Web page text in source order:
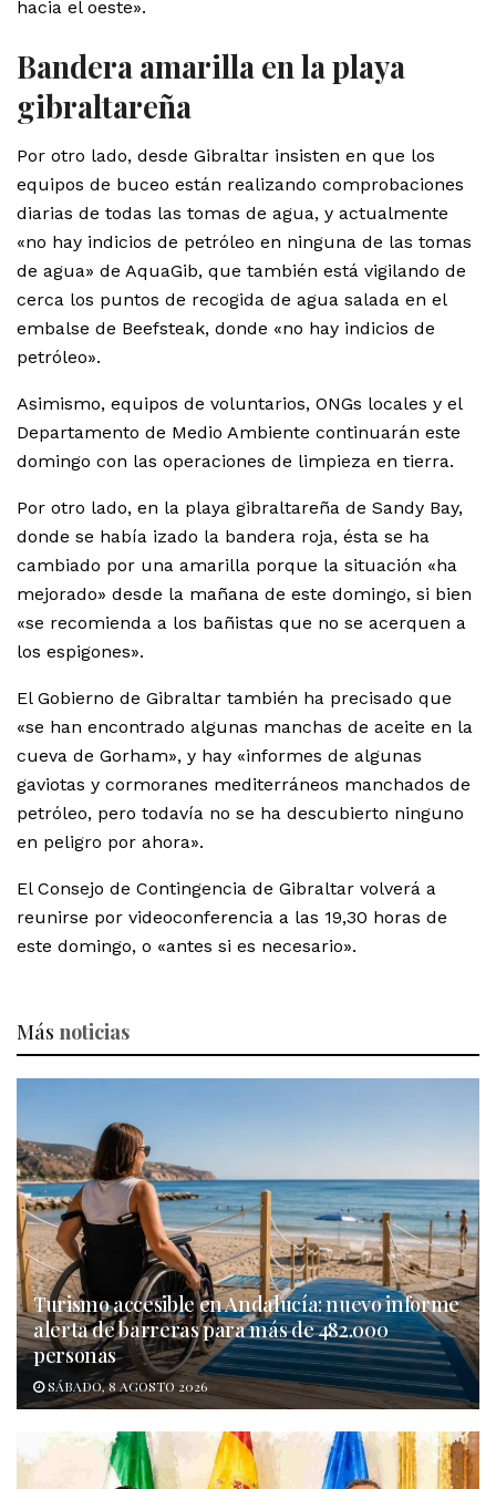
hacia el oeste».
Bandera amarilla en la playa
gibraltareña
Por otro lado, desde Gibraltar insisten en que los
equipos de buceo están realizando comprobaciones
diarias de todas las tomas de agua, y actualmente
«no hay indicios de petróleo en ninguna de las tomas
de agua» de AquaGib, que también está vigilando de
cerca los puntos de recogida de agua salada en el
embalse de Beefsteak, donde «no hay indicios de
petróleo».
Asimismo, equipos de voluntarios, ONGs locales y el
Departamento de Medio Ambiente continuarán este
domingo con las operaciones de limpieza en tierra.
Por otro lado, en la playa gibraltareña de Sandy Bay,
donde se había izado la bandera roja, ésta se ha
cambiado por una amarilla porque la situación «ha
mejorado» desde la mañana de este domingo, si bien
«se recomienda a los bañistas que no se acerquen a
los espigones».
El Gobierno de Gibraltar también ha precisado que
«se han encontrado algunas manchas de aceite en la
cueva de Gorham», y hay «informes de algunas
gaviotas y cormoranes mediterráneos manchados de
petróleo, pero todavía no se ha descubierto ninguno
en peligro por ahora».
El Consejo de Contingencia de Gibraltar volverá a
reunirse por videoconferencia a las 19,30 horas de
este domingo, o «antes si es necesario».
Más noticias
Turismo accesible en Andalucía: nuevo informe
alerta de barreras para más de 482.000
personas
SÁBADO, 8 AGOSTO 2026